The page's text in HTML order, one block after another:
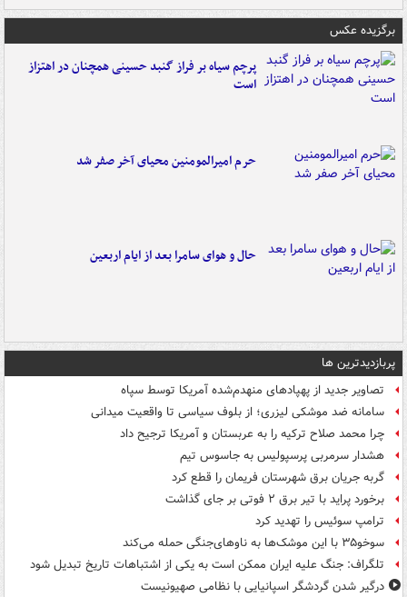
برگزیده عکس
پرچم سیاه بر فراز گنبد حسینی همچنان در اهتزاز
است
حرم امیرالمومنین محیای آخر صفر شد
حال و هوای سامرا بعد از ایام اربعین
پربازدیدترین ها
تصاویر جدید از پهپادهای منهدم‌شده آمریکا توسط سپاه
سامانه ضد موشکی لیزری؛ از بلوف سیاسی تا واقعیت میدانی
چرا محمد صلاح ترکیه را به عربستان و آمریکا ترجیح داد
هشدار سرمربی پرسپولیس به جاسوس تیم
گربه جریان برق شهرستان فریمان را قطع کرد
برخورد پراید با تیر برق ۲ فوتی بر جای گذاشت
ترامپ سوئیس را تهدید کرد
سوخو۳۵ با این موشک‌ها به ناوهای‌جنگی حمله می‌کند
تلگراف: جنگ علیه ایران ممکن است به یکی از اشتباهات تاریخ تبدیل شود
درگیر شدن گردشگر اسپانیایی با نظامی صهیونیست